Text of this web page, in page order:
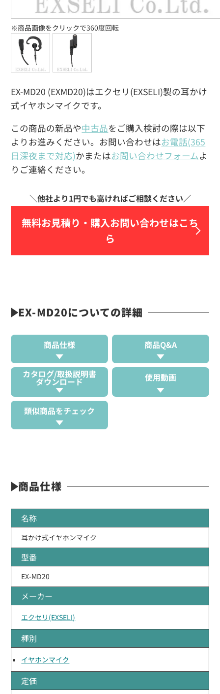
EX-MD20 (EXMD20)はエクセリ(EXSELI)製の耳かけ
式イヤホンマイクです。
この商品の新品や中古品をご購入検討の際は以下
よりお進みください。お問い合わせはお電話(365
日深夜まで対応)かまたはお問い合わせフォームよ
りご連絡ください。
無料お見積り・ 購入お問い合わせはこち
ら
※商品画像をクリックで360度回転
EX-MD20についての詳細
商品仕様 商品Q&A
カタログ/取扱説明書
ダウンロード 使用動画
類似商品をチェック
商品仕様
名称
耳かけ式イヤホンマイク
型番
EX-MD20
メーカー
エクセリ(EXSELI)
種別
イヤホンマイク
定価